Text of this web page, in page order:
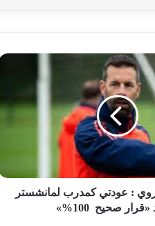
: عودتي كمدرب لمانشستر
«قرار صحيح 100%»